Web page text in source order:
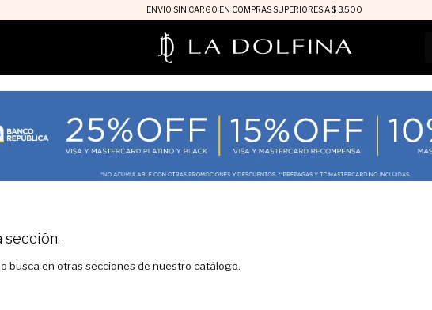
ENVIO SIN CARGO EN COMPRAS SUPERIORES A $ 3.500
sección.
busca en otras secciones de nuestro catálogo.